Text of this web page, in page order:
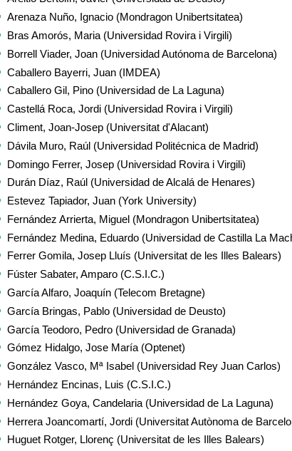
Arenaza Nuño, Ignacio (Mondragon Unibertsitatea)
Bras Amorós, Maria (Universidad Rovira i Virgili)
Borrell Viader, Joan (Universidad Autónoma de Barcelona)
Caballero Bayerri, Juan (IMDEA)
Caballero Gil, Pino (Universidad de La Laguna)
Castellá Roca, Jordi (Universidad Rovira i Virgili)
Climent, Joan-Josep (Universitat d'Alacant)
Dávila Muro, Raúl (Universidad Politécnica de Madrid)
Domingo Ferrer, Josep (Universidad Rovira i Virgili)
Durán Díaz, Raúl (Universidad de Alcalá de Henares)
Estevez Tapiador, Juan (York University)
Fernández Arrierta, Miguel (Mondragon Unibertsitatea)
Fernández Medina, Eduardo (Universidad de Castilla La
Ferrer Gomila, Josep Lluís (Universitat de les Illes Balears)
Fúster Sabater, Amparo (C.S.I.C.)
García Alfaro, Joaquín (Telecom Bretagne)
García Bringas, Pablo (Universidad de Deusto)
García Teodoro, Pedro (Universidad de Granada)
Gómez Hidalgo, Jose María (Optenet)
González Vasco, Mª Isabel (Universidad Rey Juan Carlos)
Hernández Encinas, Luis (C.S.I.C.)
Hernández Goya, Candelaria (Universidad de La Laguna)
Herrera Joancomartí, Jordi (Universitat Autònoma de
Huguet Rotger, Llorenç (Universitat de les Illes Balears)